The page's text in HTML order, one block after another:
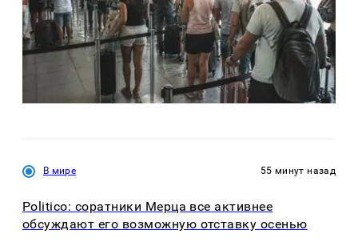
В мире 55 минут назад
Politico: соратники Мерца все активнее
обсуждают его возможную отставку осенью